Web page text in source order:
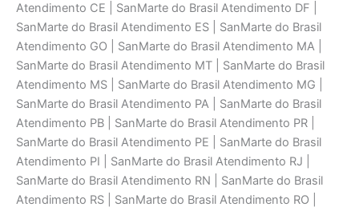
Atendimento CE | SanMarte do Brasil Atendimento DF |
SanMarte do Brasil Atendimento ES | SanMarte do Brasil
Atendimento GO | SanMarte do Brasil Atendimento MA |
SanMarte do Brasil Atendimento MT | SanMarte do Brasil
Atendimento MS | SanMarte do Brasil Atendimento MG |
SanMarte do Brasil Atendimento PA | SanMarte do Brasil
Atendimento PB | SanMarte do Brasil Atendimento PR |
SanMarte do Brasil Atendimento PE | SanMarte do Brasil
Atendimento PI | SanMarte do Brasil Atendimento RJ |
SanMarte do Brasil Atendimento RN | SanMarte do Brasil
Atendimento RS | SanMarte do Brasil Atendimento RO |